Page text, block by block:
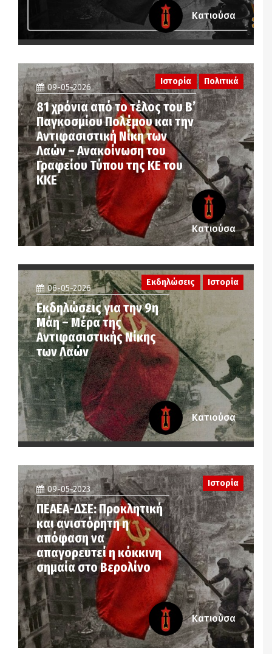
Κατιούσα
Ιστορία Πολιτικά
09-05-2026
81 χρόνια από το τέλος του Β’
Παγκοσμίου Πολέμου και την
Αντιφασιστική Νίκη των
Λαών – Ανακοίνωση του
Γραφείου Τύπου της ΚΕ του
ΚΚΕ
Κατιούσα
06-05-2026
Εκδηλώσεις για την 9η
Μάη – Μέρα της
Αντιφασιστικής Νίκης
των Λαών
Εκδηλώσεις Ιστορία
Κατιούσα
09-05-2023
ΠΕΑΕΑ-ΔΣΕ: Προκλητική
και ανιστόρητη η
απόφαση να
απαγορευτεί η κόκκινη
σημαία στο Βερολίνο
Ιστορία
Κατιούσα